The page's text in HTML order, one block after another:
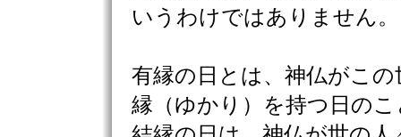
いうわけではありません。
有縁の日とは、神仏がこの
縁（ゆかり）を持つ日のこ